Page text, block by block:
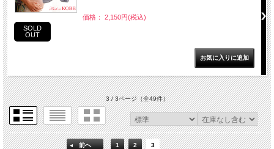
価格： 2,150円(税込)
SOLD
OUT
3 / 3ページ（全49件）
前へ 1 2 3